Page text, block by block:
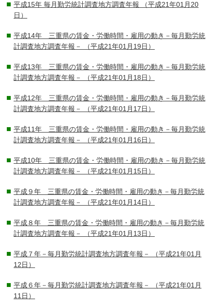
平成15年 毎月勤労統計調査地方調査年報 （平成21年01月20
日）
平成14年 三重県の賃金・労働時間・雇用の動き－毎月勤労統
計調査地方調査年報－
（平成21年01月19日）
平成13年 三重県の賃金・労働時間・雇用の動き－毎月勤労統
計調査地方調査年報－
（平成21年01月18日）
平成12年 三重県の賃金・労働時間・雇用の動き－毎月勤労統
計調査地方調査年報－
（平成21年01月17日）
平成11年 三重県の賃金・労働時間・雇用の動き－毎月勤労統
計調査地方調査年報－
（平成21年01月16日）
平成10年 三重県の賃金・労働時間・雇用の動き－毎月勤労統
計調査地方調査年報－
（平成21年01月15日）
平成９年 三重県の賃金・労働時間・雇用の動き－毎月勤労統
計調査地方調査年報－
（平成21年01月14日）
平成８年 三重県の賃金・労働時間・雇用の動き－毎月勤労統
計調査地方調査年報－
（平成21年01月13日）
平成７年－毎月勤労統計調査地方調査年報－
（平成21年01月
12日）
平成６年－毎月勤労統計調査地方調査年報－
（平成21年01月
11日）